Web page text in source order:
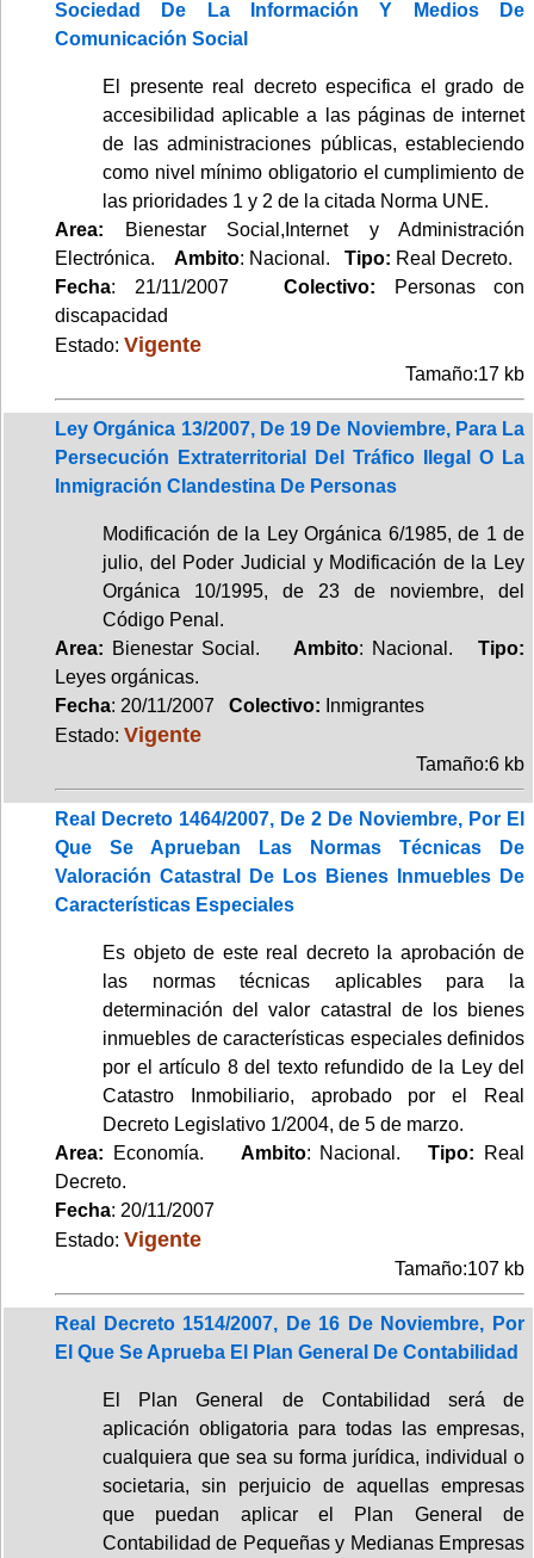
Sociedad De La Información Y Medios De
Comunicación Social
El presente real decreto especifica el grado de
accesibilidad aplicable a las páginas de internet
de las administraciones públicas, estableciendo
como nivel mínimo obligatorio el cumplimiento de
las prioridades 1 y 2 de la citada Norma UNE.
Area: Bienestar Social,Internet y Administración
Electrónica. Ambito: Nacional. Tipo: Real Decreto.
Fecha: 21/11/2007Colectivo:
Personas con
discapacidad
Estado: Vigente
Tamaño:17 kb
Ley Orgánica 13/2007, De 19 De Noviembre, Para La
Persecución Extraterritorial Del Tráfico Ilegal O La
Inmigración Clandestina De Personas
Modificación de la Ley Orgánica 6/1985, de 1 de
julio, del Poder Judicial y Modificación de la Ley
Orgánica 10/1995, de 23 de noviembre, del
Código Penal.
Area: Bienestar Social. Ambito: Nacional. Tipo:
Leyes orgánicas.
Fecha: 20/11/2007 Colectivo: Inmigrantes
Estado: Vigente
Tamaño:6 kb
Real Decreto 1464/2007, De 2 De Noviembre, Por El
Que Se Aprueban Las Normas Técnicas De
Valoración Catastral De Los Bienes Inmuebles De
Características Especiales
Es objeto de este real decreto la aprobación de
las normas técnicas aplicables para la
determinación del valor catastral de los bienes
inmuebles de características especiales definidos
por el artículo 8 del texto refundido de la Ley del
Catastro Inmobiliario, aprobado por el Real
Decreto Legislativo 1/2004, de 5 de marzo.
Area: Economía. Ambito: Nacional.Tipo:
Real
Decreto.
Fecha: 20/11/2007
Estado: Vigente
Tamaño:107 kb
Real Decreto 1514/2007, De 16 De Noviembre, Por
El Que Se Aprueba El Plan General De Contabilidad
El Plan General de Contabilidad será de
aplicación obligatoria para todas las empresas,
cualquiera que sea su forma jurídica, individual o
societaria, sin perjuicio de aquellas empresas
que puedan aplicar el Plan General de
Contabilidad de Pequeñas y Medianas Empresas